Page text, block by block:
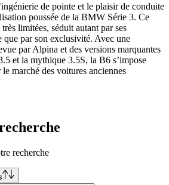
de pointe et le plaisir de conduite
poussée de la BMW Série 3. Ce
limitées, séduit autant par ses
que par son exclusivité. Avec une
par Alpina et des versions marquantes
et la mythique 3.5S, la B6 s’impose
marché des voitures anciennes
recherche